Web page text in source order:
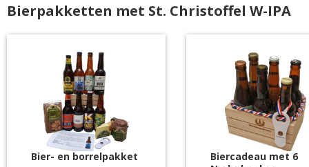
Bierpakketten met St. Christoffel W-IPA
Bier- en borrelpakket
Biercadeau met 6